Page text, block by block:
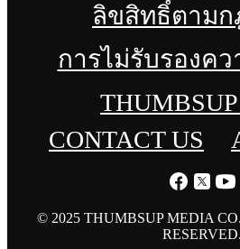
ลิขสิทธิ์ตามก
การไม่รับรองคว
CONTACT US
© 2025 THUMBSUP MEDIA
RESERVED.